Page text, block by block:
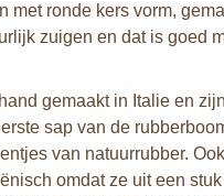
met ronde kers vorm,
zuigen en dat is goed
gemaakt in Italie en
sap van de
van natuurrubber.
omdat ze uit een